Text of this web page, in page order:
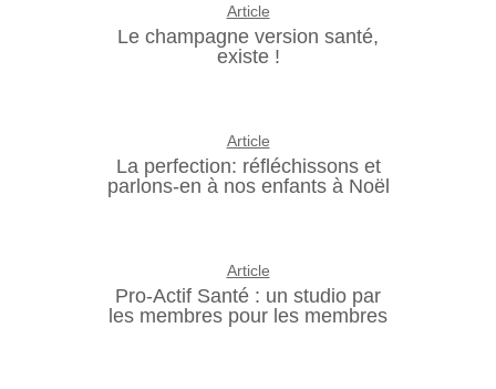
Article
Le champagne version santé,
existe !
Article
La perfection: réfléchissons et
parlons-en à nos enfants à Noël
Article
Pro-Actif Santé : un studio par
les membres pour les membres